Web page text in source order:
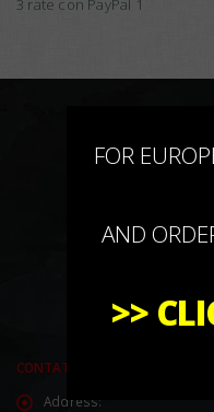
3 rate con PayPal 1
CONTATTACI
Address:
FOR
AND
>>